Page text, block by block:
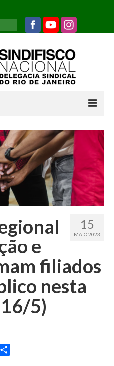
15
MAIO 2023
e
filiados
nesta
5)
Print